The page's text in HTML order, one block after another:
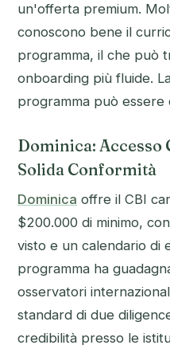
un'offerta premium.
conoscono bene il
programma, il che può
onboarding più fluide.
programma può essere
Dominica: Accesso
Solida Conformità
Dominica offre il CBI
$200.000 di minimo,
visto e un calendario di
programma ha
osservatori
standard di due
credibilità presso le